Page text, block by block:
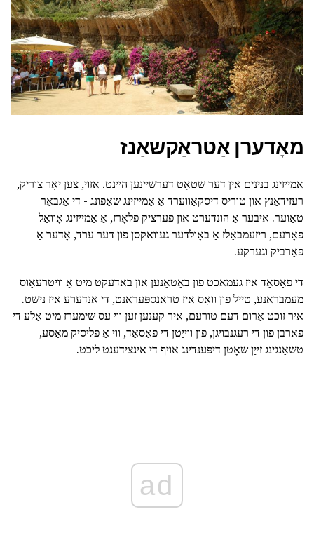
מאָדערן אַטראַקשאַנז
אַמייזינג בנינים אין דער שטאָט דערשייַנען הייַנט. אַזוי, צען יאָר צוריק,
רעזידאַנץ און טוריס דיסקאַווערד אַ אַמייזינג שאַפונג - די אַגבאַר
טאַוער. איבער אַ הונדערט און פערציק פלאָרז, אַ אַמייזינג אָוואַל
פאָרעם, ריזעמבאַלז אַ באָולדער געוואקסן פון דער ערד, אָדער אַ
פאַרביק וגערקע.
די פאַסאַד איז געמאכט פון באַטאָנען און באדעקט מיט אַ וויטרעאָוס
מעמבראַנע, טייל פון וואָס איז טראַנספּעראַנט, די אנדערע איז נישט.
איר זוכט אַרום דעם טורעם, איר קענען זען ווי עס שימערז מיט אַלע די
פארבן פון די רעגנבויגן, פון ווייַטן די פאַסאַד, ווי אַ פליסיק מאַסע,
טשאַנגינג זייַן שאָטן דיפּענדינג אויף די אינצידענט ליכט.
ad